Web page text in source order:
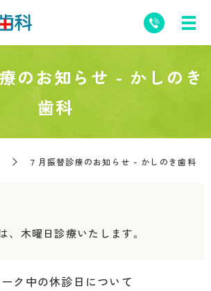
のお知らせ - かしのき
歯科
７月振替診療のお知らせ - かしのき歯科
、木曜日診療いたします。
ク中の休診日について